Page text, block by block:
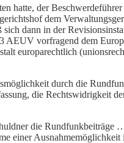
hatte, der Beschwerdeführer
dem
dann in der
AEUV vorfragend dem
europarechtlich
durch die
die Rechtswidrigkeit
die Rundfunkbeiträge
einer Ausnahmemöglichkeit